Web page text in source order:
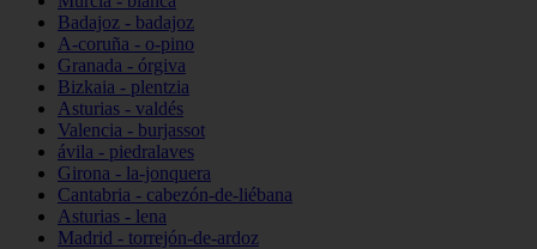
Badajoz - badajoz
A-coruña - o-pino
Granada - órgiva
Bizkaia - plentzia
Asturias - valdés
Valencia - burjassot
ávila - piedralaves
Girona - la-jonquera
Cantabria - cabezón-de-liébana
Asturias - lena
Madrid - torrejón-de-ardoz